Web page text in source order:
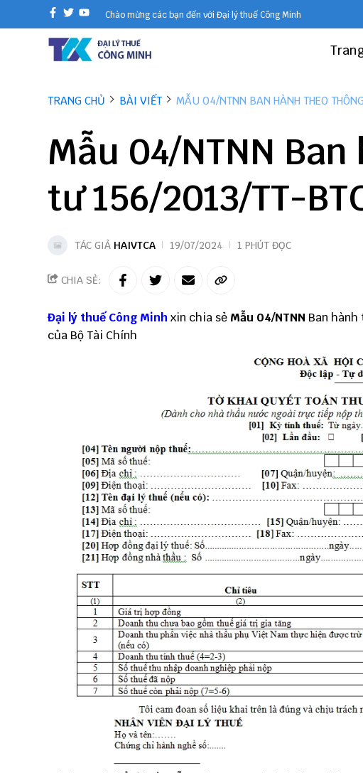
Chào mừng các bạn đến với Đại lý thuế Công Minh
TRANG CHỦ BÀI VIẾT MẪU 04/NTNN BAN HÀNH THEO
Mẫu 04/NTNN
tư 156/2013/TT-
TÁC GIẢ HAIVTCA 19/07/2024 1 PHÚT ĐỌC
CHIA SẺ:
Đại lý thuế Công Minh xin chia sẻ Mẫu 04/NTNN Ban hành
của Bộ Tài Chính